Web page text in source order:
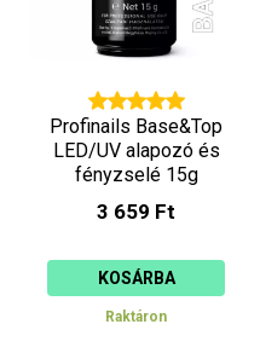
Profinails Base&Top
LED/UV alapozó és
fényzselé 15g
3 659 Ft
KOSÁRBA
Raktáron